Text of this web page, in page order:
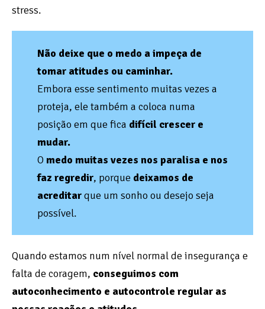
stress.
Não deixe que o medo aimpeça de
tomar atitudes ou caminhar.
Embora esse sentimento muitas vezes a
proteja, ele também a coloca numa
posição em que fica difícil crescer e
mudar.
O medo muitas vezes nos paralisa e nos
faz regredir, porque deixamos de
acreditarque um sonho ou desejo seja
possível.
Quando estamos num nível normal de insegurança e
falta de coragem, conseguimos com
autoconhecimento e autocontrole regular as